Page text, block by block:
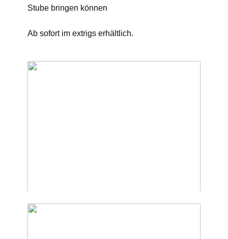
Stube bringen können
Ab sofort im extrigs erhältlich.